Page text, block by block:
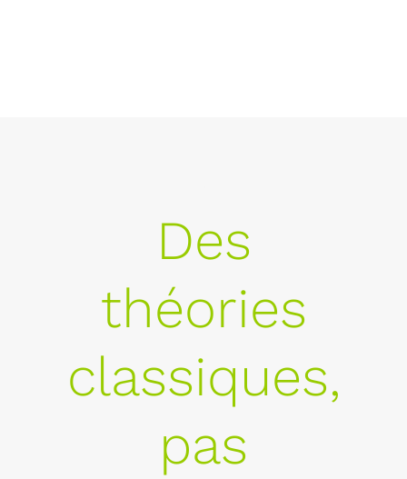
Des
théories
classiques,
pas